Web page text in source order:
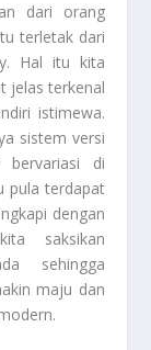
dari orang
terletak dari
Hal itu kita
jelas terkenal
istimewa.
sistem versi
di
pula terdapat
dengan
saksikan
sehingga
maju dan